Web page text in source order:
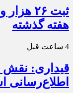
هفته گذشته
4 ساعت قبل
قیداری: نقش
اطلاع‌رسانی